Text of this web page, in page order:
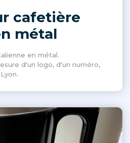
cafetière
métal
en métal.
d'un logo, d'un numéro,